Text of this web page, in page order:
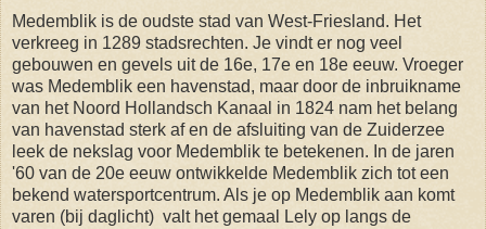
Medemblik is de oudste stad van West-Friesland. Het
verkreeg in 1289 stadsrechten. Je vindt er nog veel
gebouwen en gevels uit de 16e, 17e en 18e eeuw. Vroeger
was Medemblik een havenstad, maar door de inbruikname
van het Noord Hollandsch Kanaal in 1824 nam het belang
van havenstad sterk af en de afsluiting van de Zuiderzee
leek de nekslag voor Medemblik te betekenen. In de jaren
'60 van de 20e eeuw ontwikkelde Medemblik zich tot een
bekend watersportcentrum. Als je op Medemblik aan komt
varen (bij daglicht) valt het gemaal Lely op langs de